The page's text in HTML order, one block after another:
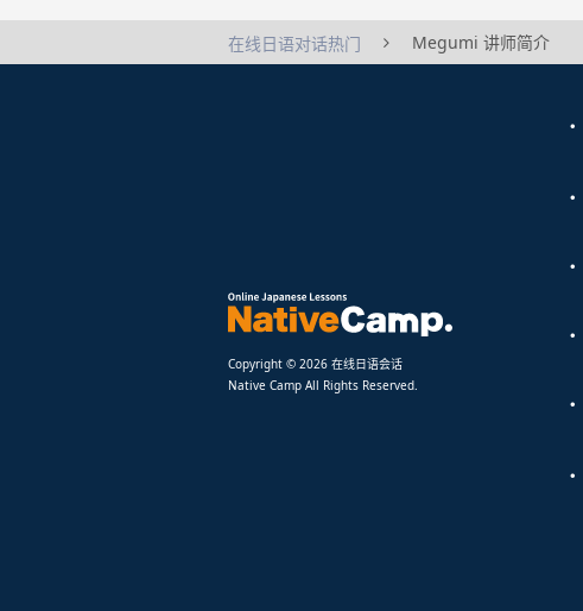
在线日语对话热门 Megumi 讲师简介
Copyright © 2026 在线日语会话
Native Camp All Rights Reserved.